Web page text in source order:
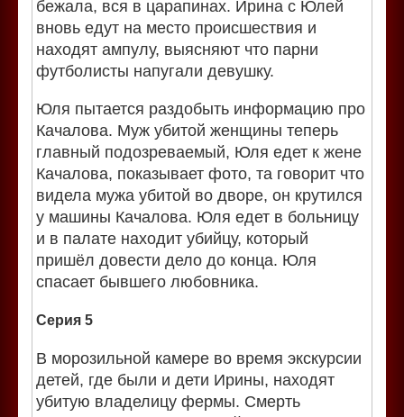
бежала, вся в царапинах. Ирина с Юлей
вновь едут на место происшествия и
находят ампулу, выясняют что парни
футболисты напугали девушку.
Юля пытается раздобыть информацию про
Качалова. Муж убитой женщины теперь
главный подозреваемый, Юля едет к жене
Качалова, показывает фото, та говорит что
видела мужа убитой во дворе, он крутился
у машины Качалова. Юля едет в больницу
и в палате находит убийцу, который
пришёл довести дело до конца. Юля
спасает бывшего любовника.
Серия 5
В морозильной камере во время экскурсии
детей, где были и дети Ирины, находят
убитую владелицу фермы. Смерть